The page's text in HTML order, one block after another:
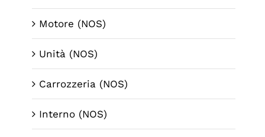
Motore (NOS)
Unità (NOS)
Carrozzeria (NOS)
Interno (NOS)